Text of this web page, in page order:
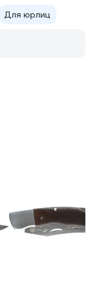
Для юрлиц